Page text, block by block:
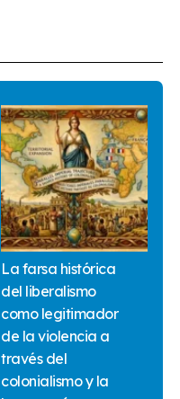
La farsa histórica
del liberalismo
como legitimador
de la violencia a
través del
colonialismo y la